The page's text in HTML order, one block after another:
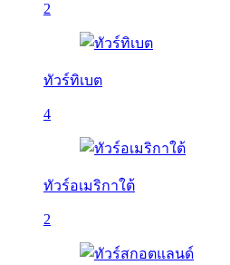
2
ทัวร์ทิเบต
4
ทัวร์อเมริกาใต้
2